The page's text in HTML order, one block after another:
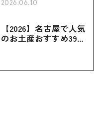
2026.06.10
【2026】名古屋で人気
のお土産おすすめ39選
お土産・ばらまき用ま